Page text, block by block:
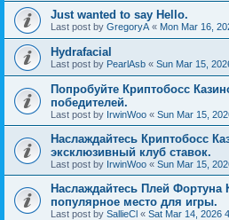
Just wanted to say Hello.
Last post by GregoryA « Mon Mar 16,
Hydrafacial
Last post by PearlAsb « Sun Mar 15,
Попробуйте Криптобосс
победителей.
Last post by IrwinWoo « Sun Mar 15,
Наслаждайтесь Криптобосс
эксклюзивный клуб ставок.
Last post by IrwinWoo « Sun Mar 15,
Наслаждайтесь Плей
популярное место для игры.
Last post by SallieCl « Sat Mar 14, 2026